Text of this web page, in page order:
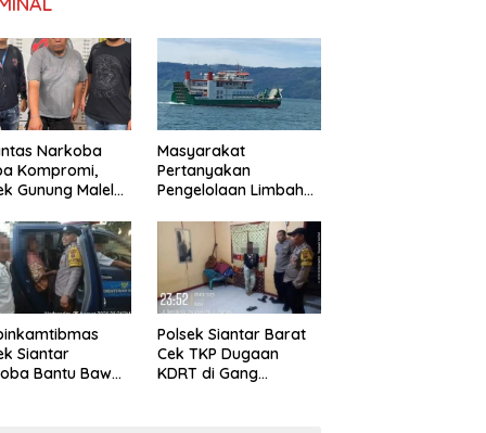
Narkoba
Kompromi,
Gunung Malela
di Nagori
Masyarakat
Pertanyakan
Pengelolaan Limbah
Gunung Hijau Mega
Belum Berikan
Penjelasan Resmi
Siantar
Bantu Bawa
Polsek Siantar Barat
Cek TKP Dugaan
KDRT di Gang